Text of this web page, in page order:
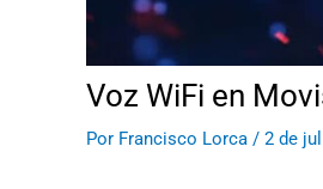
Voz WiFi en
Por Francisco Lorca / 2 de